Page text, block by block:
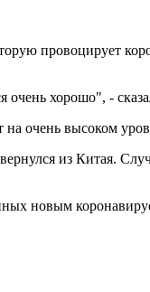
провоцирует
очень хорошо", -
очень высоком
из Китая.
новым